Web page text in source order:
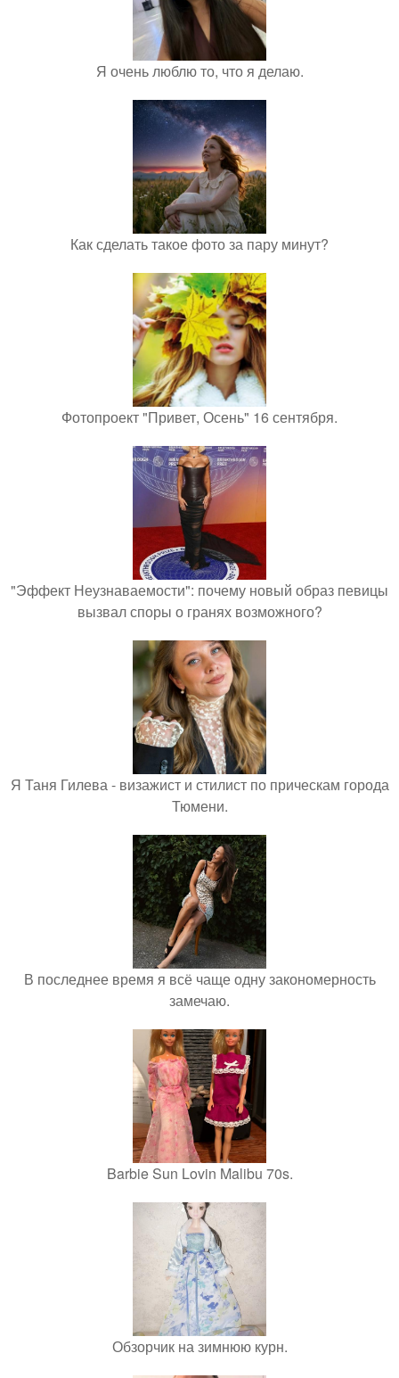
Я очень люблю то, что я делаю.
Как сделать такое фото за пару минут?
Фотопроект "Привет, Осень" 16 сентября.
"Эффект Неузнаваемости": почему новый образ певицы
вызвал споры о гранях возможного?
Я Таня Гилева - визажист и стилист по прическам города
Тюмени.
В последнее время я всё чаще одну закономерность
замечаю.
Barbie Sun Lovin Malibu 70s.
Обзорчик на зимнюю курн.